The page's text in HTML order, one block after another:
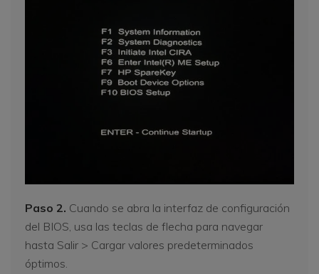
Paso 2. Cuando se abra la interfaz de configuración
del BIOS, usa las teclas de flecha para navegar
hasta Salir > Cargar valores predeterminados
óptimos.